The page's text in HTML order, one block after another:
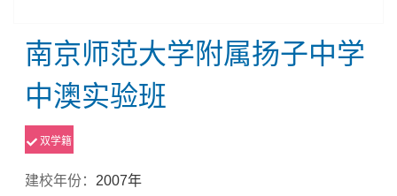
南京师范大学附属扬子中学
中澳实验班
双学籍
建校年份： 2007年